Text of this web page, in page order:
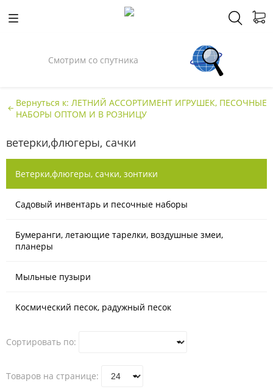
Смотрим со спутника
Вернуться к: ЛЕТНИЙ АССОРТИМЕНТ ИГРУШЕК, ПЕСОЧНЫЕ
НАБОРЫ ОПТОМ И В РОЗНИЦУ
ветерки,флюгеры, сачки
Ветерки,флюгеры, сачки, зонтики
Садовый инвентарь и песочные наборы
Бумеранги, летающие тарелки, воздушные змеи,
планеры
Мыльные пузыри
Космический песок, радужный песок
Сортировать по:
Товаров на странице: